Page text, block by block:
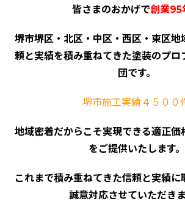
皆さまのおかげで創業95
堺市堺区・北区・中区・西区・東区地
頼と実績を積み重ねてきた塗装のプロ
団です。
堺市施工実績４５００
地域密着だからこそ実現できる適正価
をご提供いたします。
これまで積み重ねてきた信頼と実績に
誠意対応させていただきま